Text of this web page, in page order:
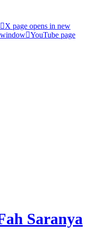
X page opens in new
window YouTube page
Saranya